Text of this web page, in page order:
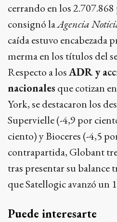
cerrando en los
consignó laAgencia
caída estuvo encabezada
merma en los títulos del
Respecto a losADR y
nacionales que cotizan
York, se destacaron los
Supervielle (-4,9 por
ciento) y Bioceres (-4,5
contrapartida, Globant
tras presentar su
que Satellogic avanzó un
Puede interesarte